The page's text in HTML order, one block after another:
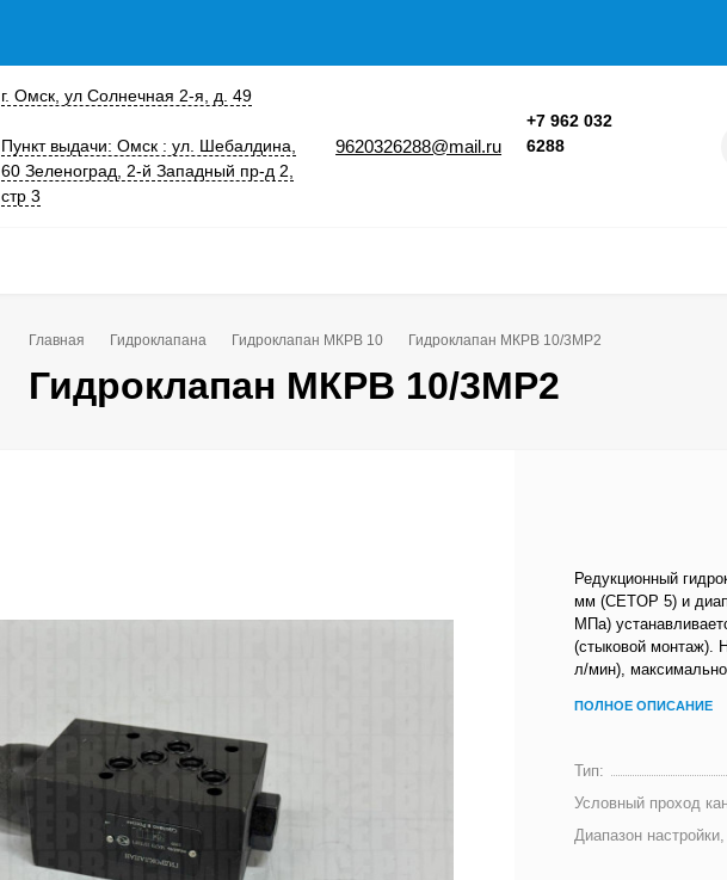
г. Омск, ул Солнечная 2-я, д. 49
Пункт выдачи: Омск : ул. Шебалдина,
60 Зеленоград, 2-й Западный пр-д 2,
стр 3
9620326288@mail.ru
+7 962 032
6288
Главная Гидроклапана Гидроклапан МКРВ 10 Гидроклапан МКРВ 10/3МР2
Гидроклапан МКРВ 10/3МР2
Редукционный
мм (CETOP 5) и
МПа)
(стыковой монтаж).
л/мин),
ПОЛНОЕ ОПИСАНИЕ
Тип:
Условный проход
Диапазон